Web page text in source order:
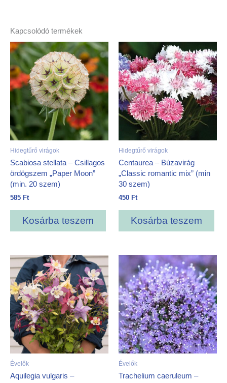
Kapcsolódó termékek
Hidegtűrő virágok
Scabiosa stellata – Csillagos
ördögszem „Paper Moon”
(min. 20 szem)
585 Ft
Kosárba teszem
Hidegtűrő virágok
Centaurea – Búzavirág
„Classic romantic mix” (min
30 szem)
450 Ft
Kosárba teszem
Évelők
Aquilegia vulgaris –
Évelők
Trachelium caeruleum –